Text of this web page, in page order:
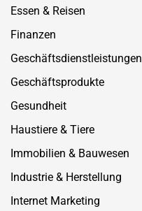
Essen & Reisen
Finanzen
Geschäftsdienstleistungen
Geschäftsprodukte
Gesundheit
Haustiere & Tiere
Immobilien & Bauwesen
Industrie & Herstellung
Internet Marketing